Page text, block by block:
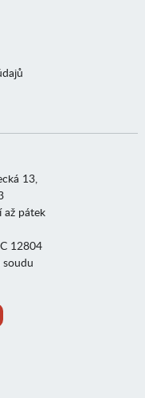
13,
až pátek
12804